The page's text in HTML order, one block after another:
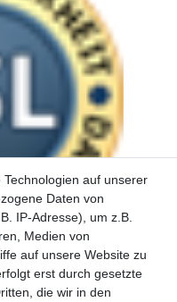
auf unserer
Daten von
IP-Adresse), um z.B.
Medien von
auf unsere Website zu
erst durch gesetzte
die wir in den